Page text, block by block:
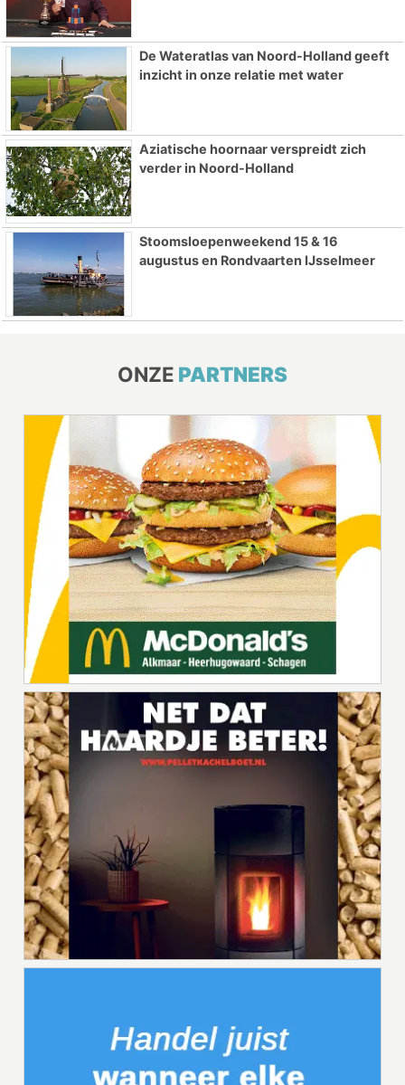
De Wateratlas van Noord-Holland geeft
inzicht in onze relatie met water
Aziatische hoornaar verspreidt zich
verder in Noord-Holland
Stoomsloepenweekend 15 & 16
augustus en Rondvaarten IJsselmeer
ONZE PARTNERS